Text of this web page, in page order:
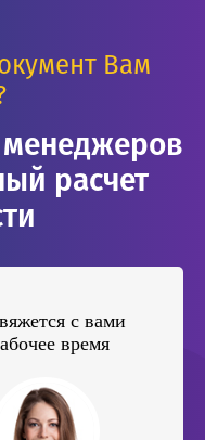
Вам
расчет
с вами
время